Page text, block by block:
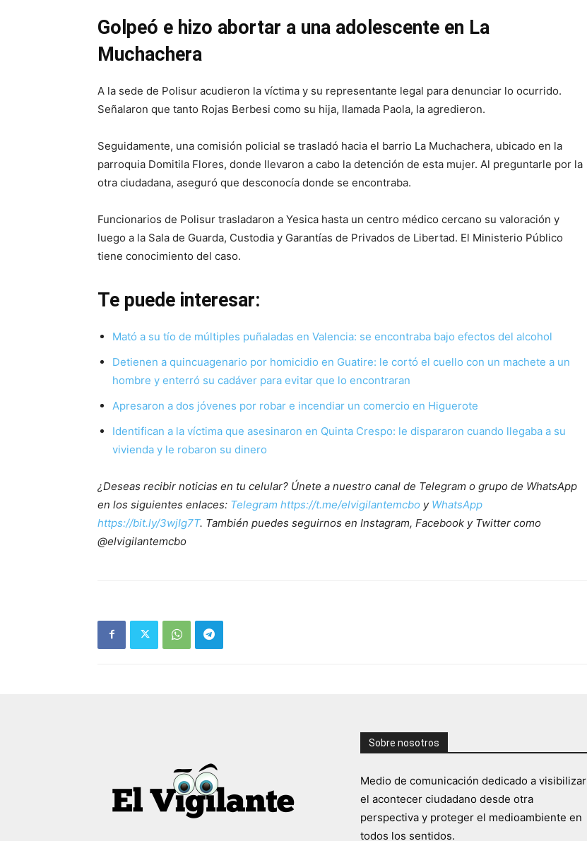
Golpeó e hizo abortar a una adolescente en La
Muchachera
A la sede de Polisur acudieron la víctima y su representante legal para denunciar lo ocurrido.
Señalaron que tanto Rojas Berbesi como su hija, llamada Paola, la agredieron.
Seguidamente, una comisión policial se trasladó hacia el barrio La Muchachera, ubicado en la
parroquia Domitila Flores, donde llevaron a cabo la detención de esta mujer. Al preguntarle por la
otra ciudadana, aseguró que desconocía donde se encontraba.
Funcionarios de Polisur trasladaron a Yesica hasta un centro médico cercano su valoración y
luego a la Sala de Guarda, Custodia y Garantías de Privados de Libertad. El Ministerio Público
tiene conocimiento del caso.
Te puede interesar:
Mató a su tío de múltiples puñaladas en Valencia: se encontraba bajo efectos del alcohol
Detienen a quincuagenario por homicidio en Guatire: le cortó el cuello con un machete a un
hombre y enterró su cadáver para evitar que lo encontraran
Apresaron a dos jóvenes por robar e incendiar un comercio en Higuerote
Identifican a la víctima que asesinaron en Quinta Crespo: le dispararon cuando llegaba a su
vivienda y le robaron su dinero
¿Deseas recibir noticias en tu celular? Únete a nuestro canal de Telegram o grupo de WhatsApp
en los siguientes enlaces: Telegram https://t.me/elvigilantemcbo y WhatsApp
https://bit.ly/3wjIg7T. También puedes seguirnos en Instagram, Facebook y Twitter como
@elvigilantemcbo
Sobre nosotros
Medio de comunicación dedicado a visibilizar
el acontecer ciudadano desde otra
perspectiva y proteger el medioambiente en
todos los sentidos.